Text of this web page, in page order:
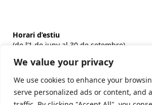
We value your privacy
We use cookies to enhance your
serve personalized ads or content, and
Horari d’estiu
(de l’1 de juny al 30 de setembre)
Tardes: De dimarts a dissabte: 17-20h
Horari d’hivern
(de l’1 d’octubre al 31 de maig)